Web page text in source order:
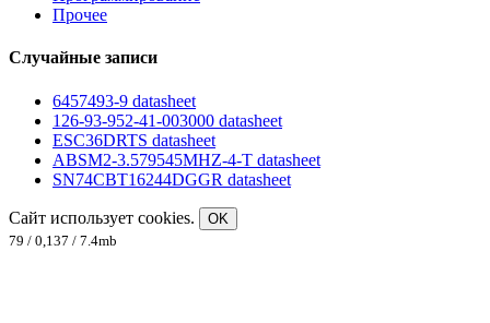
Прочее
Случайные записи
6457493-9 datasheet
126-93-952-41-003000 datasheet
ESC36DRTS datasheet
ABSM2-3.579545MHZ-4-T datasheet
SN74CBT16244DGGR datasheet
Сайт использует cookies.
OK
79 / 0,137 / 7.4mb